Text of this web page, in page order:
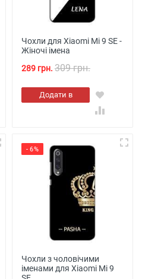
Чохли для Xiaomi Mi 9 SE -
Жіночі імена
289 грн. 309 грн.
Додати в
кошик
- 6%
Чохли з чоловічими
іменами для Xiaomi Mi 9